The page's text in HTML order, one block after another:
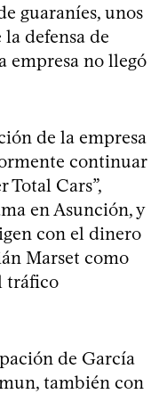
guaraníes, unos
la defensa de
empresa no llegó
de la empresa
continuar
Cars”,
en Asunción, y
con el dinero
Marset como
tráfico
de García
también con